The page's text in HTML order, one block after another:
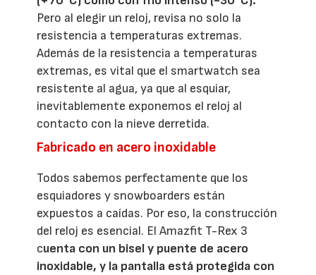
Pero al elegir un reloj, revisa no solo la
resistencia a temperaturas extremas.
Además de la resistencia a temperaturas
extremas, es vital que el smartwatch sea
resistente al agua, ya que al esquiar,
inevitablemente exponemos el reloj al
contacto con la nieve derretida.
Fabricado en acero inoxidable
Todos sabemos perfectamente que los
esquiadores y snowboarders están
expuestos a caídas. Por eso, la construcción
del reloj es esencial. El Amazfit T-Rex 3
cuenta con un bisel y puente de acero
inoxidable, y la pantalla está protegida con